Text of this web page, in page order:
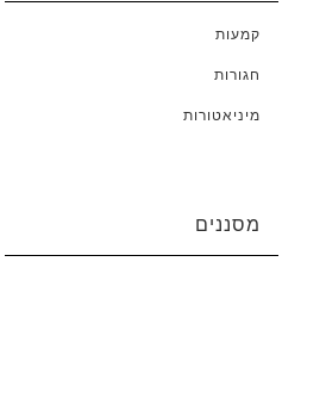
קמעות
חגורות
מיניאטורות
מסננים